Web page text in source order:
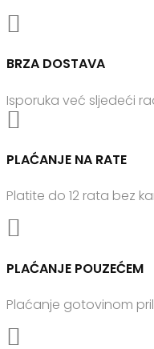

BRZA DOSTAVA
Isporuka već sljedeći

PLAĆANJE NA RATE
Platite do 12 rata bez

PLAĆANJE POUZEĆEM
Plaćanje gotovinom
